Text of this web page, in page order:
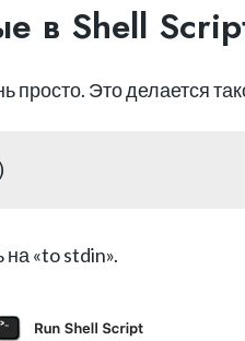
в Shell
просто. Это делается
«to stdin».